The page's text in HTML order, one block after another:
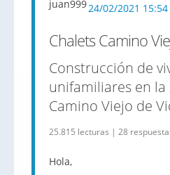
24/02/2021 15:54
Chalets Camino
Construcción de
unifamiliares en la
Camino Viejo de
25.815 lecturas | 28
Hola,